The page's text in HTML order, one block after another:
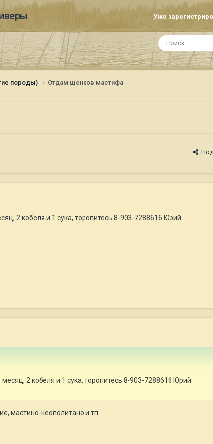
Уже
породы) Отдам щенков мастифа
2 кобеля и 1 сука, торопитесь 8-903-7288616 Юрий
2 кобеля и 1 сука, торопитесь 8-903-7288616 Юрий
мастино-неополитано и тп